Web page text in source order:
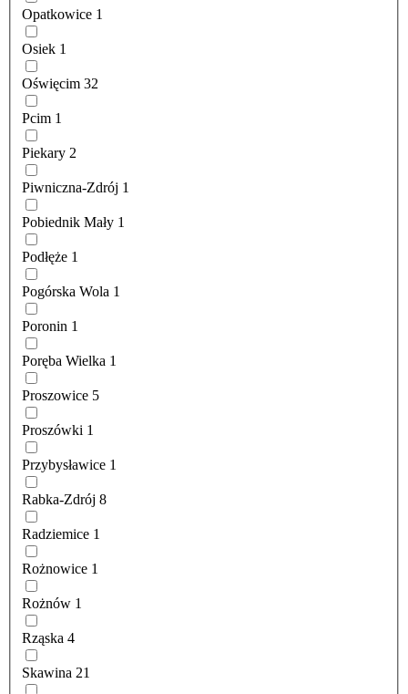
Opatkowice 1
Osiek 1
Oświęcim 32
Pcim 1
Piekary 2
Piwniczna-Zdrój 1
Pobiednik Mały 1
Podłęże 1
Pogórska Wola 1
Poronin 1
Poręba Wielka 1
Proszowice 5
Proszówki 1
Przybysławice 1
Rabka-Zdrój 8
Radziemice 1
Rożnowice 1
Rożnów 1
Rząska 4
Skawina 21